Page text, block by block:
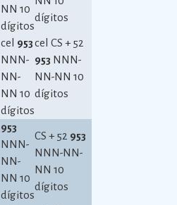
NN 10
dígitos
dígitos
cel 953
NNN-
NN-
NN 10
dígitos
cel CS + 52
953 NNN-
NN-NN 10
dígitos
953
NNN-
NN-
NN 10
dígitos
CS + 52 953
NNN-NN-
NN 10
dígitos